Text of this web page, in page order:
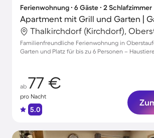
Ferienwohnung ∙ 6 Gäste ∙ 2 Schlafzimmer
Apartment mit Grill und Garten |
Familienfreundliche Ferienwohnung in
Garten und Platz für bis zu 6 Personen –
ab 77 €
pro Nacht
5.0